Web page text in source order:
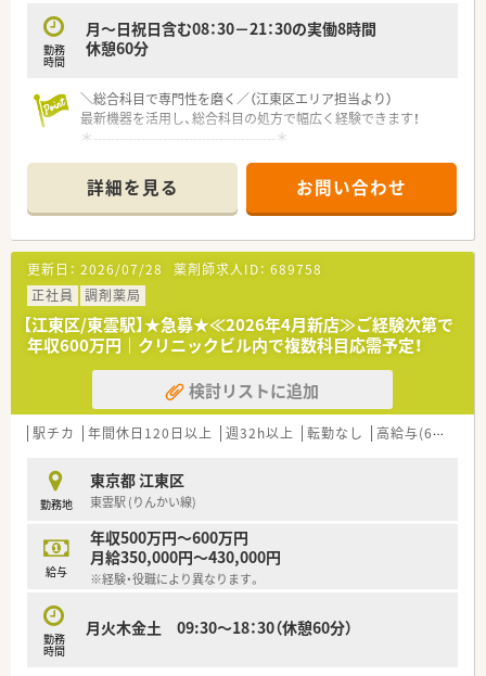
勤務
時間
月～日祝日含む08：30－21：30の実働8時間
休憩60分
＼総合科目で専門性を磨く／（江東区エリア担当より）
最新機器を活用し、総合科目の処方で幅広く経験できます！
＊------------------------------------------＊
【店舗情報と応需状況について】
■豊洲駅から徒歩5分の好立地であり総合科目や小児科を中心に
平日200枚から250枚の処方箋を応需しております。。
■最新の全自動ピッキング機や全自動分包機など多様な調剤機
器を導入しております。
■繁忙期でも残業時間は月5時間程度です。
【勤務実態について】
■基本となる勤務時間は8時30分～21時30分の間で実働8時間
のシフト制となりメインの時間帯は11時以降です。
■24時間営業のため夜勤帯は基本、夜勤選任パートが担当して
おり、緊急時以外の勤務はありません。
■遅番対応には1回1000円の手当があり夜勤には1回7000円の
手当が支給されるため頑張りが給与に直結します。
【法人特徴について】
■同法人としては江東区内に4店舗を運営しておりますが、グル
ープとしては全国に約100店舗を展開している薬局です。
■調剤薬局事業だけでなく医薬品販売や介護用品の販売ならび
にリースなど幅広い事業を展開し地域社会に貢献しています。
詳細を見る お問い合わせ
更新日： 2026/07/28 薬剤師求人ID： 689758
正社員
調剤薬局
【江東区/東雲駅】★急募★≪2026年4月新店≫ご経験次第で
年収600万円｜クリニックビル内で複数科目応需予定！
検討リストに追加
駅チカ 年間休日120日以上 週32h以上 転勤なし 高給与(600万円以上)
勤務地
東京都 江東区
東雲駅 (りんかい線)
給与
年収500万円～600万円
月給350,000円～430,000円
※経験・役職により異なります。
勤務
時間
月火木金土 09:30～18：30（休憩60分）